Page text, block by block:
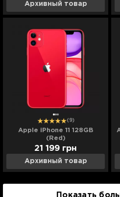
Архивный товар
(9)
Apple iPhone 11 128GB
(Red)
Архивный товар
21 199 грн
Показать